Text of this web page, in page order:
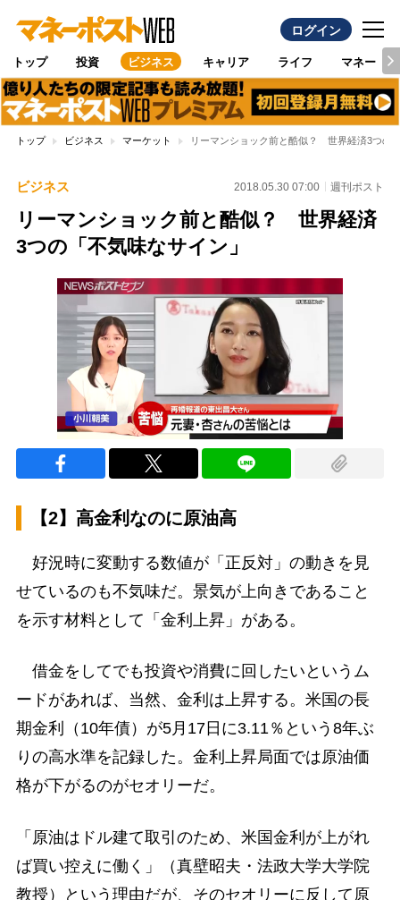
ログイン
トップ 投資 ビジネス キャリア ライフ マネー
トップ ビジネス マーケット リーマンショック前と酷似？ 世界経済3つの
ビジネス 2018.05.30 07:00 週刊ポスト
リーマンショック前と酷似？ 世界経済
3つの「不気味なサイン」
【2】高金利なのに原油高
好況時に変動する数値が「正反対」の動きを見
せているのも不気味だ。景気が上向きであること
を示す材料として「金利上昇」がある。
借金をしてでも投資や消費に回したいというム
ードがあれば、当然、金利は上昇する。米国の長
期金利（10年債）が5月17日に3.11％という8年ぶ
りの高水準を記録した。金利上昇局面では原油価
格が下がるのがセオリーだ。
「原油はドル建て取引のため、米国金利が上がれ
ば買い控えに働く」（真壁昭夫・法政大学大学院
教授）という理由だが、そのセオリーに反して原